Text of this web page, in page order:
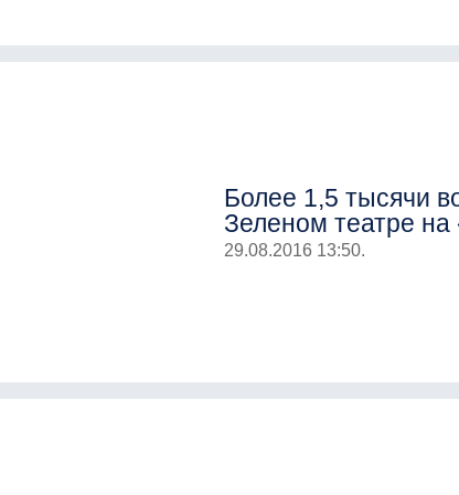
Более 1,5 тысячи
Зеленом театре на
29.08.2016 13:50.